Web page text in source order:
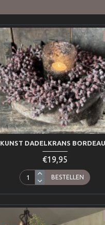
KUNST DADELKRANS
€19,95
BESTELLEN